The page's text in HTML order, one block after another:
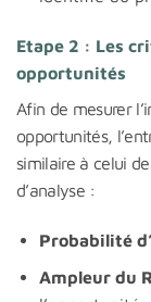
Etape 2 : Les
opportunités
Afin de mesurer
opportunités,
similaire à celui
d’analyse :
Probabilité
Ampleur du